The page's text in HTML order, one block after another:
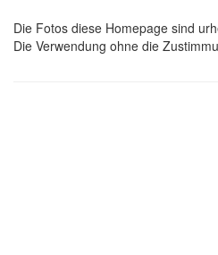
Die Fotos diese Homepage sind
Die Verwendung ohne die